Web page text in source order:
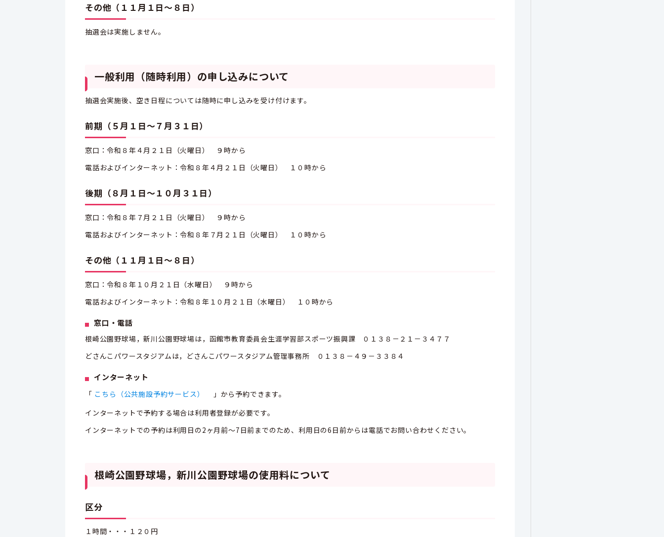
その他（１１月１日～８日）
抽選会は実施しません。
一般利用（随時利用）の申し込みについて
抽選会実施後、空き日程については随時に申し込みを受け付けます。
前期（５月１日～７月３１日）
窓口：令和８年４月２１日（火曜日） ９時から
電話およびインターネット：令和８年４月２１日（火曜日） １０時から
後期（８月１日～１０月３１日）
窓口：令和８年７月２１日（火曜日） ９時から
電話およびインターネット：令和８年７月２１日（火曜日） １０時から
その他（１１月１日～８日）
窓口：令和８年１０月２１日（水曜日） ９時から
電話およびインターネット：令和８年１０月２１日（水曜日） １０時から
窓口・電話
根崎公園野球場，新川公園野球場は，函館市教育委員会生涯学習部スポーツ振興課 ０１３８－２１－３４７７
どさんこパワースタジアムは，どさんこパワースタジアム管理事務所 ０１３８－４９－３３８４
インターネット
「 こちら（公共施設予約サービス）
」から予約できます。
インターネットで予約する場合は利用者登録が必要です。
インターネットでの予約は利用日の2ヶ月前～7日前までのため、利用日の6日前からは電話でお問い合わせください。
根崎公園野球場，新川公園野球場の使用料について
区分
１時間・・・１２０円